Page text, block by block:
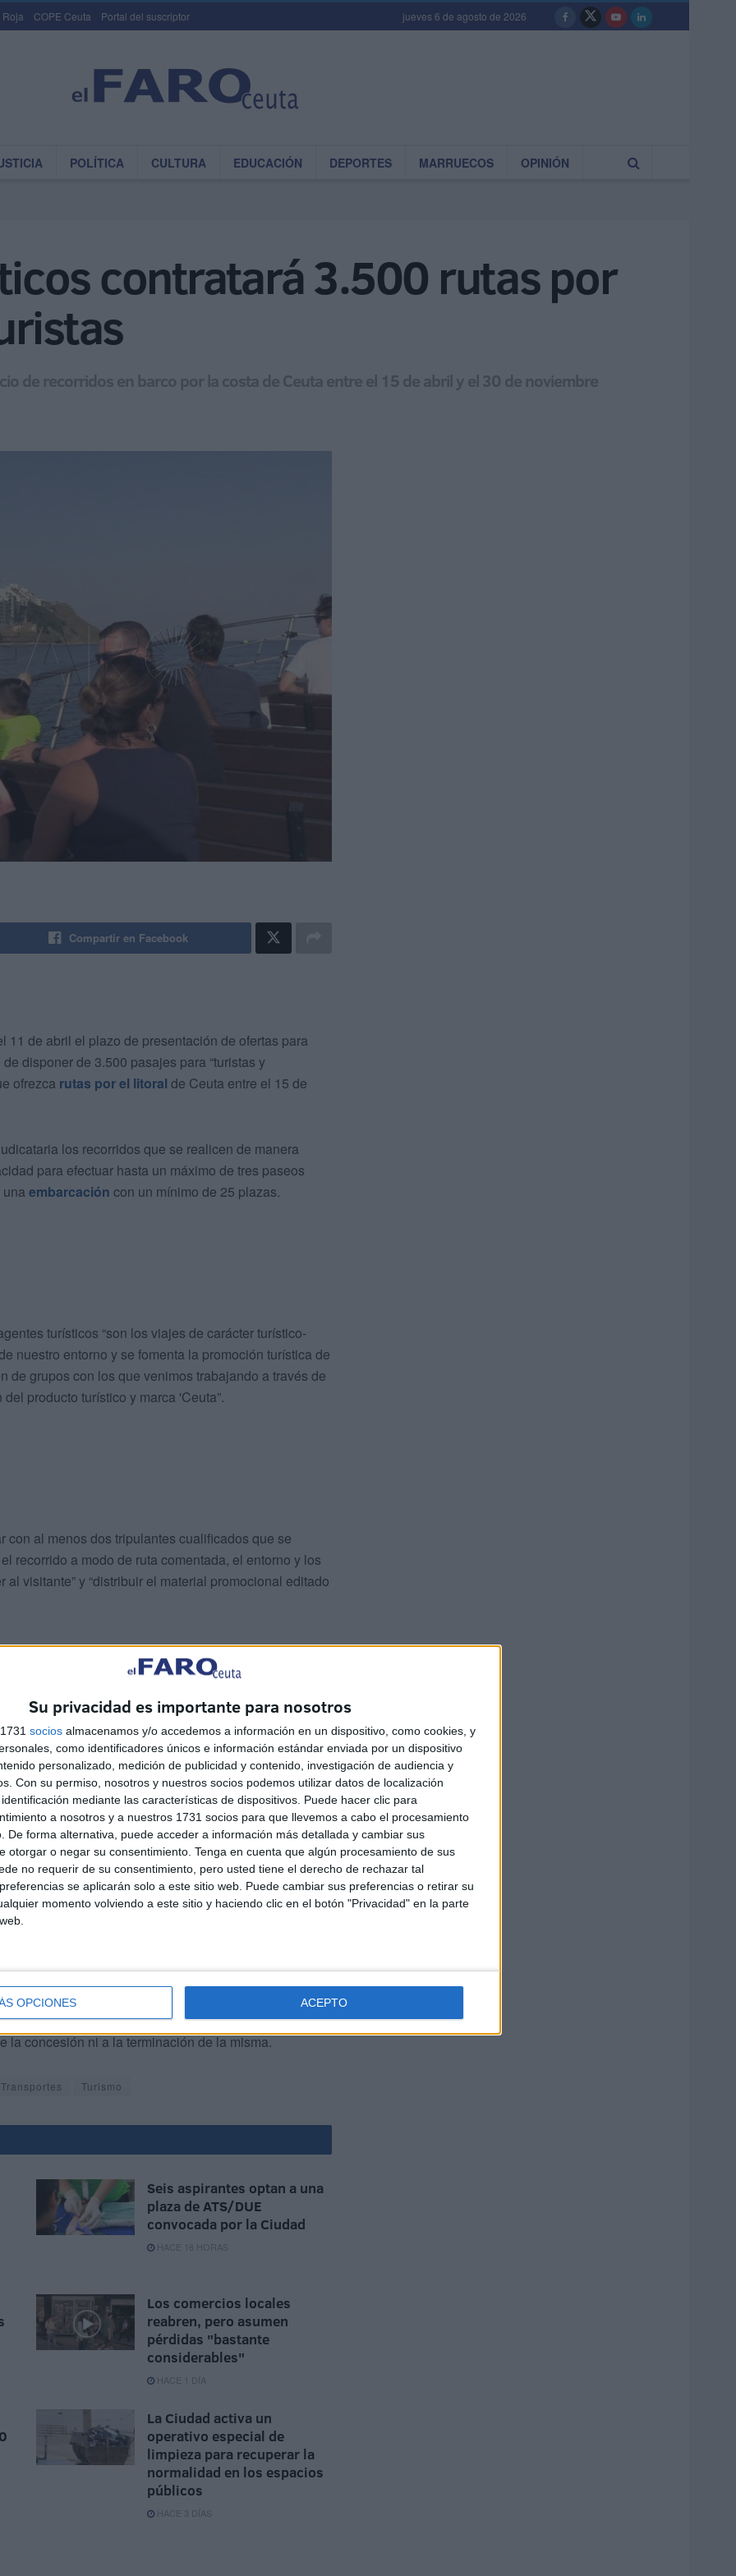
Su privacidad es importante para nosotros
socios almacenamos y/o accedemos a información en un dispositivo, como cookies, y
como identificadores únicos e información estándar enviada por un dispositivo
personalizado, medición de publicidad y contenido, investigación de audiencia y
Con su permiso, nosotros y nuestros socios podemos utilizar datos de localización
mediante las características de dispositivos. Puede hacer clic para
a nosotros y a nuestros 1731 socios para que llevemos a cabo el procesamiento
De forma alternativa, puede acceder a información más detallada y cambiar sus
otorgar o negar su consentimiento. Tenga en cuenta que algún procesamiento de sus
no requerir de su consentimiento, pero usted tiene el derecho de rechazar tal
se aplicarán solo a este sitio web. Puede cambiar sus preferencias o retirar su
momento volviendo a este sitio y haciendo clic en el botón "Privacidad" en la parte
OPCIONES ACEPTO
Roja COPE Ceuta Portal del suscriptor jueves 6 de agosto de 2026
POLÍTICA CULTURA EDUCACIÓN DEPORTES MARRUECOS OPINIÓN
contratará 3.500 rutas por
de recorridos en barco por la costa de Ceuta entre el 15 de abril y el 30 de noviembre
Compartir en Facebook
11 de abril el plazo de presentación de ofertas para
disponer de 3.500 pasajes para “turistas y
ofrezca rutas por el litoral de Ceuta entre el 15 de
los recorridos que se realicen de manera
para efectuar hasta un máximo de tres paseos
una embarcación con un mínimo de 25 plazas.
turísticos “son los viajes de carácter turístico-
nuestro entorno y se fomenta la promoción turística de
de grupos con los que venimos trabajando a través de
producto turístico y marca 'Ceuta”.
al menos dos tripulantes cualificados que se
recorrido a modo de ruta comentada, el entorno y los
al visitante” y “distribuir el material promocional editado
abreviado. Para la administración “el
en una embarcación de recreo debe efectuarse por
mismas características y marca para no crear
que el hecho contrario dificultaría e incluso
ni laboral con el personal de la empresa
la concesión ni a la terminación de la misma.
Turismo
Seis aspirantes optan a una
plaza de ATS/DUE
convocada por la Ciudad
HACE 16 HORAS
Los comercios locales
reabren, pero asumen
pérdidas "bastante
considerables"
HACE 1 DÍA
La Ciudad activa un
operativo especial de
limpieza para recuperar la
normalidad en los espacios
públicos
HACE 3 DÍAS